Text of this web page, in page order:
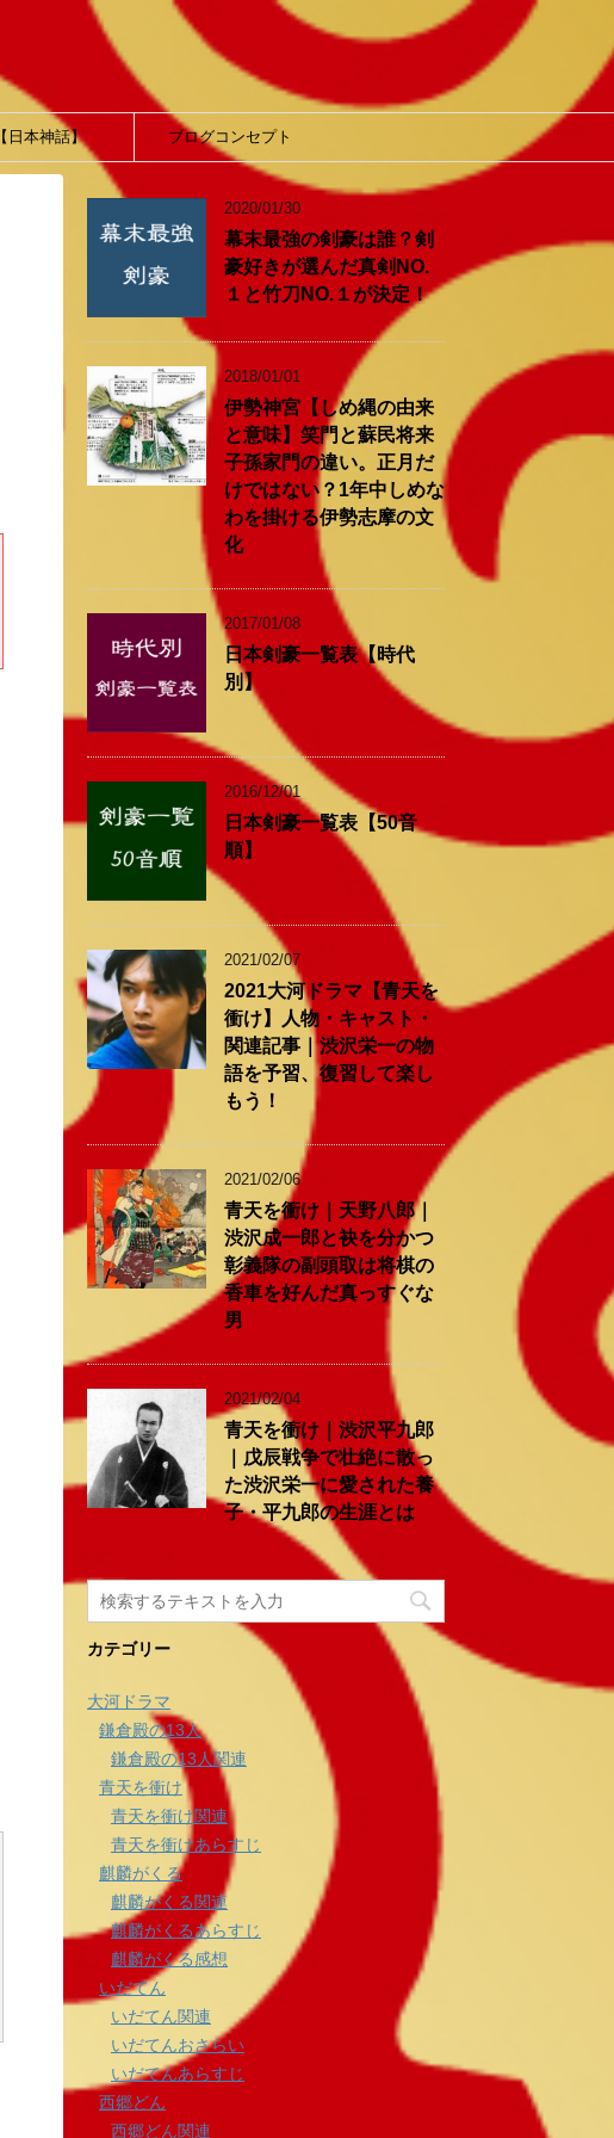
【日本神話】 ブログコンセプト
2020/01/30
幕末最強の剣豪は誰？剣
豪好きが選んだ真剣NO.
１と竹刀NO.１が決定！
2018/01/01
伊勢神宮【しめ縄の由来
と意味】笑門と蘇民将来
子孫家門の違い。正月だ
けではない？1年中しめな
わを掛ける伊勢志摩の文
化
2017/01/08
日本剣豪一覧表【時代
別】
2016/12/01
日本剣豪一覧表【50音
順】
2021/02/07
2021大河ドラマ【青天を
衝け】人物・キャスト・
関連記事｜渋沢栄一の物
語を予習、復習して楽し
もう！
2021/02/06
青天を衝け｜天野八郎｜
渋沢成一郎と袂を分かつ
彰義隊の副頭取は将棋の
香車を好んだ真っすぐな
男
2021/02/04
青天を衝け｜渋沢平九郎
｜戊辰戦争で壮絶に散っ
た渋沢栄一に愛された養
子・平九郎の生涯とは
カテゴリー
大河ドラマ
鎌倉殿の13人
鎌倉殿の13人関連
青天を衝け
青天を衝け関連
青天を衝けあらすじ
麒麟がくる
麒麟がくる関連
麒麟がくるあらすじ
麒麟がくる感想
いだてん
いだてん関連
いだてんおさらい
いだてんあらすじ
西郷どん
西郷どん関連